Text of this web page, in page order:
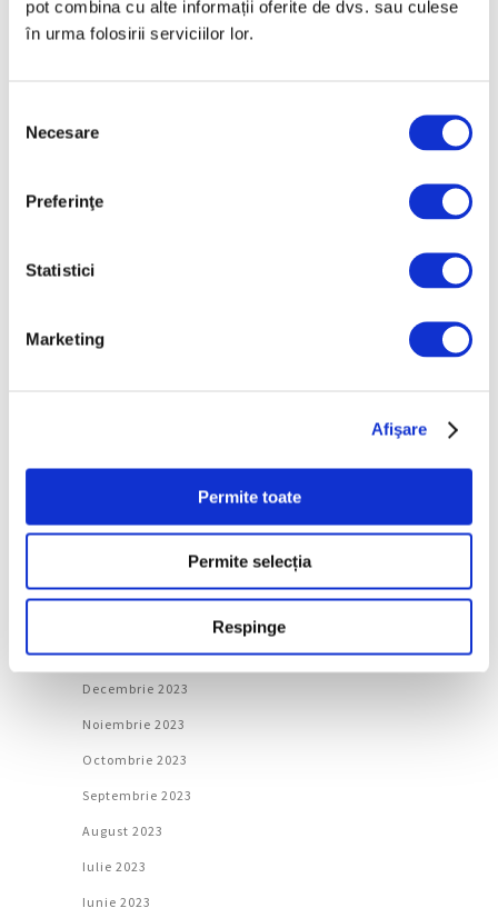
pot combina cu alte informații oferite de dvs. sau culese
în urma folosirii serviciilor lor.
consimțământului
Necesare
Preferinţe
Statistici
Marketing
Afişare
Permite toate
Permite selecția
Respinge
Iulie 2025
Decembrie 2024
Octombrie 2024
Ianuarie 2024
Decembrie 2023
Noiembrie 2023
Octombrie 2023
Septembrie 2023
August 2023
Iulie 2023
Iunie 2023